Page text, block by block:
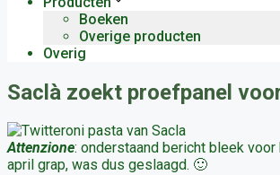
Boeken
Overige producten
Overig
Saclà zoekt proefpanel
Attenzione: onderstaand bericht bleek
april grap, was dus geslaagd. 🙂